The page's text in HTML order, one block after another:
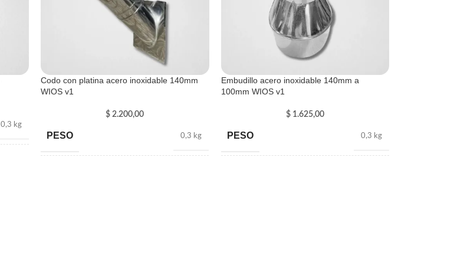
0,3 kg
Codo con platina acero inoxidable 140mm
WIOS v1
$ 2.200,00
PESO 0,3 kg
Embudillo acero inoxidable 140mm a
100mm WIOS v1
$1.625,00
PESO 0,3 kg